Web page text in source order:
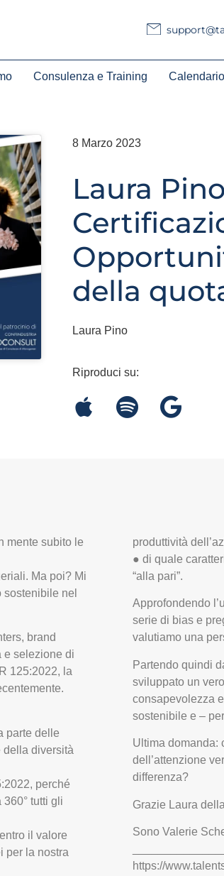
Consulenza e Training
8 Marzo 2023
Laura
della
Laura Pino
Riproduci su:
mente subito le
Ma poi? Mi
nel
brand
e selezione di
125:2022, la
parte delle
della diversità
perché
tutti gli
il valore
per la nostra
produttività
● di quale
“alla pari”.
Approfondendo
serie di bias e
valutiamo una
Partendo quindi
sviluppato un
consapevolezza
sostenibile e –
Ultima domanda:
dell’attenzione
differenza?
Grazie Laura
Sono Valerie
https://